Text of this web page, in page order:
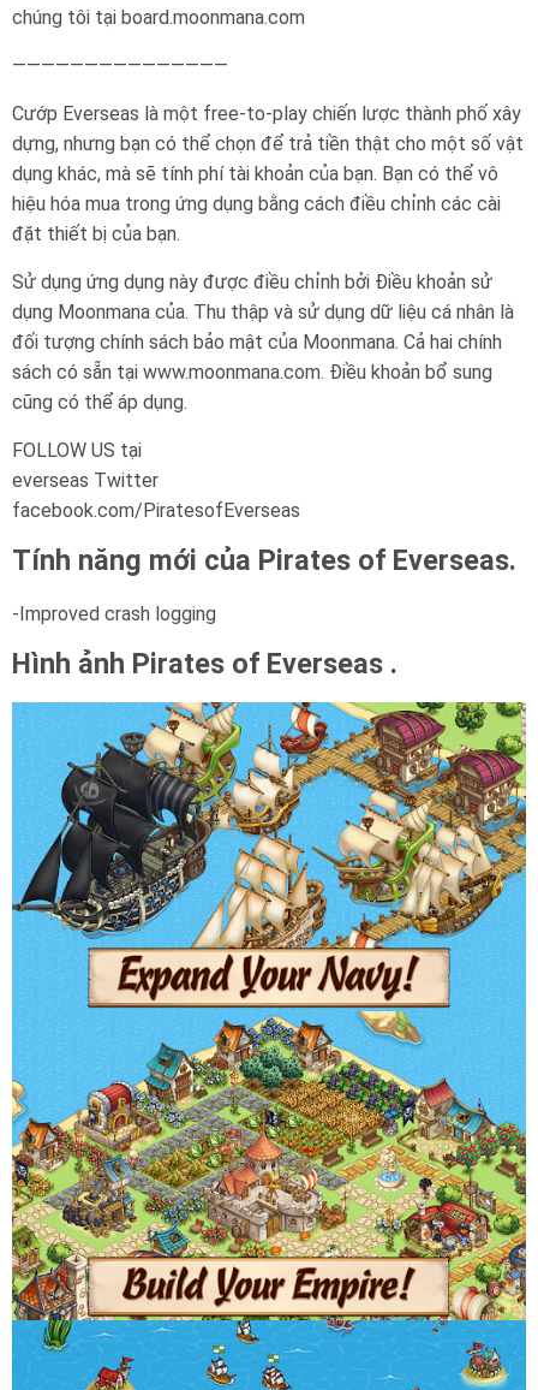
chúng tôi tại board.moonmana.com
———————————————
Cướp Everseas là một free-to-play chiến lược thành phố xây
dựng, nhưng bạn có thể chọn để trả tiền thật cho một số vật
dụng khác, mà sẽ tính phí tài khoản của bạn. Bạn có thể vô
hiệu hóa mua trong ứng dụng bằng cách điều chỉnh các cài
đặt thiết bị của bạn.
Sử dụng ứng dụng này được điều chỉnh bởi Điều khoản sử
dụng Moonmana của. Thu thập và sử dụng dữ liệu cá nhân là
đối tượng chính sách bảo mật của Moonmana. Cả hai chính
sách có sẵn tại www.moonmana.com. Điều khoản bổ sung
cũng có thể áp dụng.
FOLLOW US tại
everseas Twitter
facebook.com/PiratesofEverseas
Tính năng mới của Pirates of Everseas.
-Improved crash logging
Hình ảnh Pirates of Everseas .